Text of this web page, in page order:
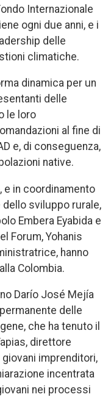
Internazionale
ogni due anni, e i
delle
climatiche.
dinamica per un
delle
le loro
al fine di
e, di conseguenza,
native.
e in coordinamento
dello sviluppo rurale,
Embera Eyabida e
Forum, Yohanis
hanno
Colombia.
Darío José Mejía
delle
che ha tenuto il
direttore
imprenditori,
incentrata
nei processi